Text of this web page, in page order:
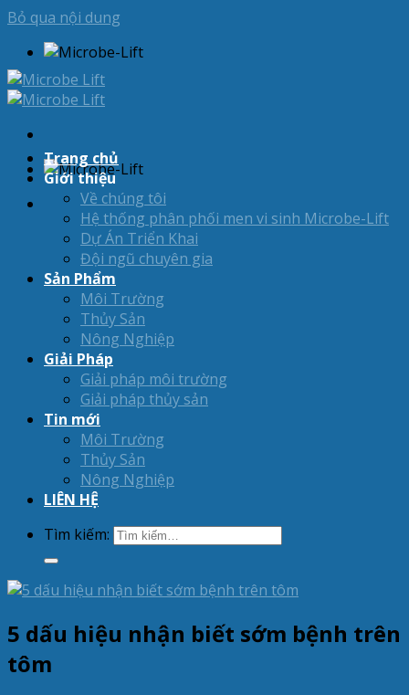
Bỏ qua nội dung
Trang chủ
Giới thiệu
Về chúng tôi
Hệ thống phân phối men vi sinh Microbe-Lift
Dự Án Triển Khai
Đội ngũ chuyên gia
Sản Phẩm
Môi Trường
Thủy Sản
Nông Nghiệp
Giải Pháp
Giải pháp môi trường
Giải pháp thủy sản
Tin mới
Môi Trường
Thủy Sản
Nông Nghiệp
LIÊN HỆ
Tìm kiếm:
5 dấu hiệu nhận biết sớm bệnh trên
tôm